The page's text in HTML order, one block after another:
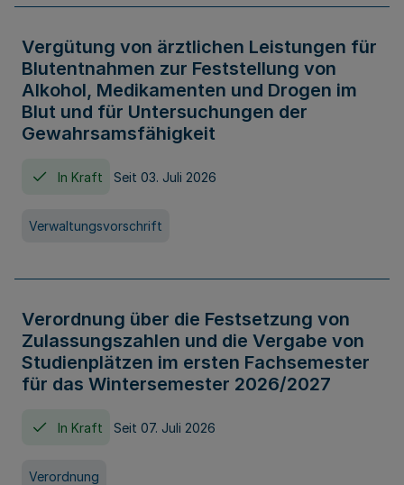
Vergütung von ärztlichen Leistungen für
Blutentnahmen zur Feststellung von
Alkohol, Medikamenten und Drogen im
Blut und für Untersuchungen der
Gewahrsamsfähigkeit
In Kraft Seit 03. Juli 2026
Verwaltungsvorschrift
Verordnung über die Festsetzung von
Zulassungszahlen und die Vergabe von
Studienplätzen im ersten Fachsemester
für das Wintersemester 2026/2027
In Kraft Seit 07. Juli 2026
Verordnung